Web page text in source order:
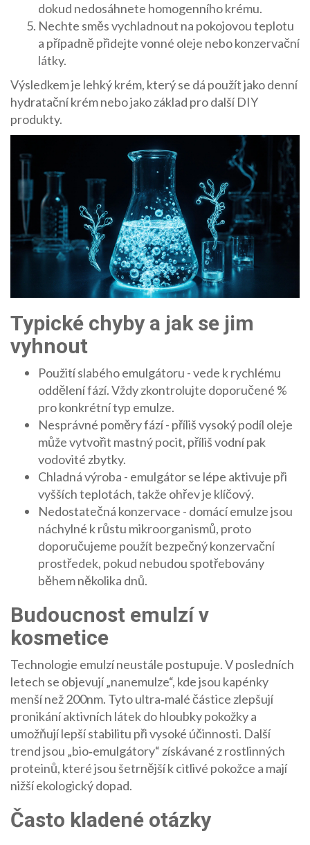
dokud nedosáhnete homogenního krému.
Nechte směs vychladnout na pokojovou teplotu
a případně přidejte vonné oleje nebo konzervační
látky.
Výsledkem je lehký krém, který se dá použít jako denní
hydratační krém nebo jako základ pro další DIY
produkty.
Typické chyby a jak se jim
vyhnout
Použití slabého emulgátoru - vede k rychlému
oddělení fází. Vždy zkontrolujte doporučené %
pro konkrétní typ emulze.
Nesprávné poměry fází - příliš vysoký podíl oleje
může vytvořit mastný pocit, příliš vodní pak
vodovité zbytky.
Chladná výroba - emulgátor se lépe aktivuje při
vyšších teplotách, takže ohřev je klíčový.
Nedostatečná konzervace - domácí emulze jsou
náchylné k růstu mikroorganismů, proto
doporučujeme použít bezpečný konzervační
prostředek, pokud nebudou spotřebovány
během několika dnů.
Budoucnost emulzí v
kosmetice
Technologie emulzí neustále postupuje. V posledních
letech se objevují „nanemulze“, kde jsou kapénky
menší než 200nm. Tyto ultra‑malé částice zlepšují
pronikání aktivních látek do hloubky pokožky a
umožňují lepší stabilitu při vysoké účinnosti. Další
trend jsou „bio‑emulgátory“ získávané z rostlinných
proteinů, které jsou šetrnější k citlivé pokožce a mají
nižší ekologický dopad.
Často kladené otázky